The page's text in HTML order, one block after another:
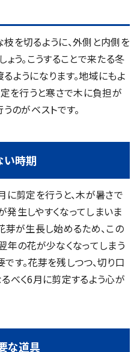
を切るように、外側と内側を
う。こうすることで来たる冬
ようになります。地域にもよ
を行うと寒さで木に負担が
のがベストです。
い時期
剪定を行うと、木が暑さで
生しやすくなってしまいま
芽が生長し始めるため、この
年の花が少なくなってしまう
す。花芽を残しつつ、切り口
べく6月に剪定するよう心が
な道具